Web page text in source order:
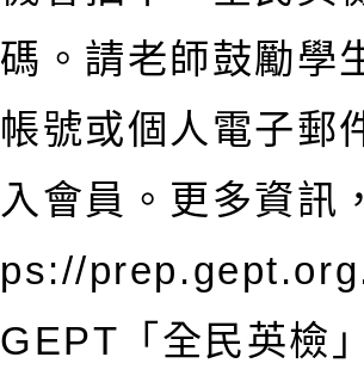
碼。請老師鼓勵學
帳號或個人電子郵
入會員。更多資訊
ps://
GEPT「全民英檢